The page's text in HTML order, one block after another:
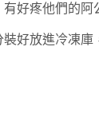
有好疼他們的阿
好放進冷凍庫